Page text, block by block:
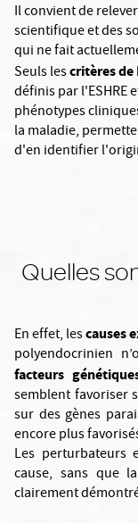
Il convient de
scientifique et des
qui ne fait
Seuls lescritères de
définis par l'ESHRE
phénotypes
la maladie,
d'en identifier
Quelles
En effet, lescauses
polyendocrinien
facteurs
semblent favoriser
sur des gènes
encore plus
Les perturbateurs
cause, sans que
clairement